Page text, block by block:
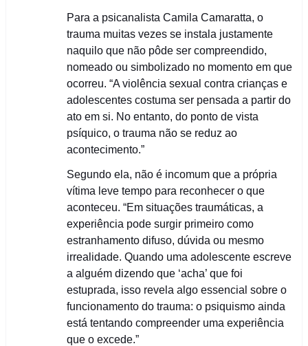
Para a psicanalista Camila Camaratta, o
trauma muitas vezes se instala justamente
naquilo que não pôde ser compreendido,
nomeado ou simbolizado no momento em que
ocorreu. “A violência sexual contra crianças e
adolescentes costuma ser pensada a partir do
ato em si. No entanto, do ponto de vista
psíquico, o trauma não se reduz ao
acontecimento.”
Segundo ela, não é incomum que a própria
vítima leve tempo para reconhecer o que
aconteceu. “Em situações traumáticas, a
experiência pode surgir primeiro como
estranhamento difuso, dúvida ou mesmo
irrealidade. Quando uma adolescente escreve
a alguém dizendo que ‘acha’ que foi
estuprada, isso revela algo essencial sobre o
funcionamento do trauma: o psiquismo ainda
está tentando compreender uma experiência
que o excede.”